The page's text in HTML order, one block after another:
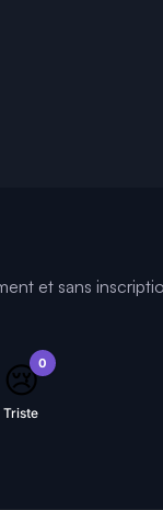
et sans
0
😢
Triste